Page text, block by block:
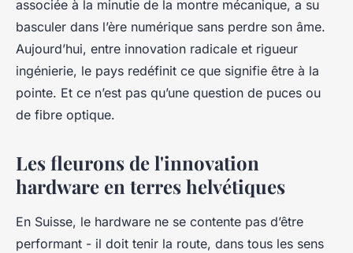
associée à la minutie de la montre mécanique, a su
basculer dans l’ère numérique sans perdre son âme.
Aujourd’hui, entre innovation radicale et rigueur
ingénierie, le pays redéfinit ce que signifie être à la
pointe. Et ce n’est pas qu’une question de puces ou
de fibre optique.
Les fleurons de l'innovation
hardware en terres helvétiques
En Suisse, le hardware ne se contente pas d’être
performant - il doit tenir la route, dans tous les sens